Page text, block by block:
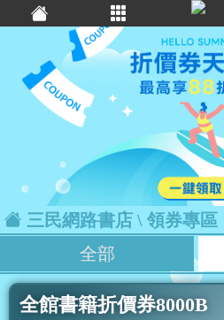
三民網路書店 \ 領券專區
全部
全館書籍折價券8000B